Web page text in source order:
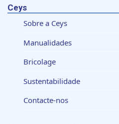
Ceys
Sobre a Ceys
Manualidades
Bricolage
Sustentabilidade
Contacte-nos